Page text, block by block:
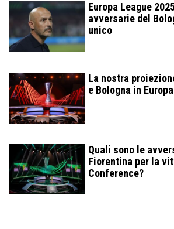
Europa League
avversarie del
unico
La nostra
e Bologna in
Quali sono le
Fiorentina per la
Conference?